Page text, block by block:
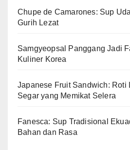
Chupe de Camarones: Sup
Gurih Lezat
Samgyeopsal Panggang Jadi
Kuliner Korea
Japanese Fruit Sandwich: Roti
Segar yang Memikat Selera
Fanesca: Sup Tradisional
Bahan dan Rasa